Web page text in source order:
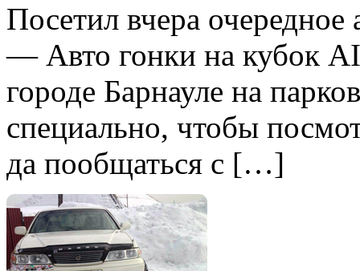
Посетил вчера
— Авто гонки на кубок
городе Барнауле на
специально, чтобы
да пообщаться с […]